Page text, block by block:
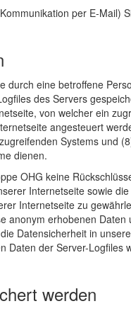
per E-Mail)
eine betroffene
des Servers
von welcher ein
angesteuert
Systems und
dienen.
OHG keine
Internetseite sowie
Internetseite zu
erhobenen
Datensicherheit in
der Server-
werden